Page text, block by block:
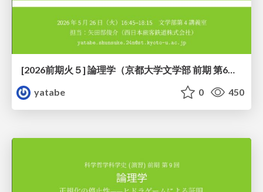
[2026前期火５] 論理学（京都大学文学部 前期 第6回）「かつとまたはの規則」
yatabe
0 450